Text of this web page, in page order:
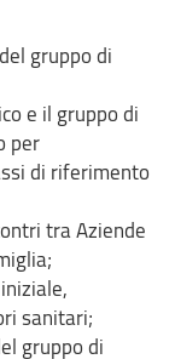
gruppo di
e il gruppo di
per
di riferimento
tra Aziende
sanitari;
gruppo di